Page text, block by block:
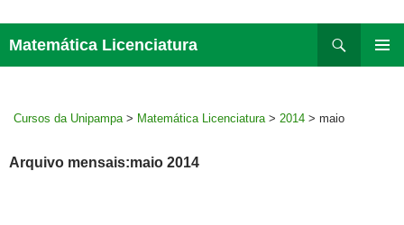
Matemática Licenciatura
para
Cursos da Unipampa > Matemática Licenciatura > 2014 > maio
Arquivo mensais:maio 2014